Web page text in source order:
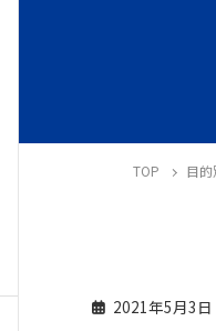
TOP 目
2021年5月3日